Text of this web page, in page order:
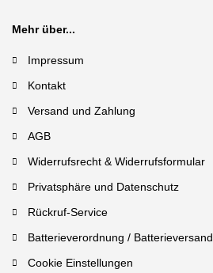
Mehr über...
Impressum
Kontakt
Versand und Zahlung
AGB
Widerrufsrecht & Widerrufsformular
Privatsphäre und Datenschutz
Rückruf-Service
Batterieverordnung / Batterieversand
Cookie Einstellungen